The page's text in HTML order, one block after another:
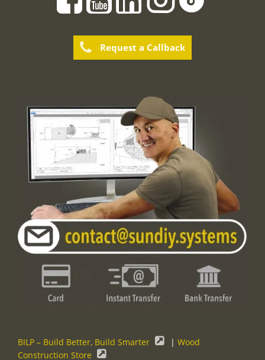
Request a Callback
BILP – Build Better, Build Smarter | Wood
Construction Store